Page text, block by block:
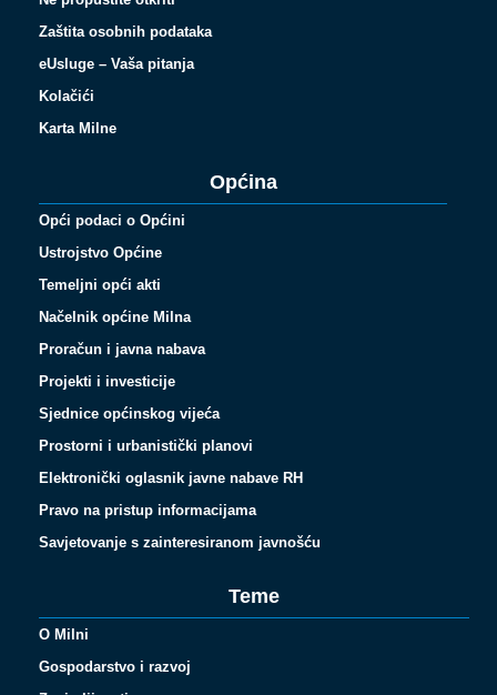
Zaštita osobnih podataka
eUsluge – Vaša pitanja
Kolačići
Karta Milne
Općina
Opći podaci o Općini
Ustrojstvo Općine
Temeljni opći akti
Načelnik općine Milna
Proračun i javna nabava
Projekti i investicije
Sjednice općinskog vijeća
Prostorni i urbanistički planovi
Elektronički oglasnik javne nabave RH
Pravo na pristup informacijama
Savjetovanje s zainteresiranom javnošću
Teme
O Milni
Gospodarstvo i razvoj